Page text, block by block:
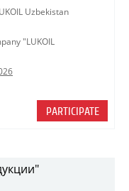
Uzbekistan
"LUKOIL
PARTICIPATE